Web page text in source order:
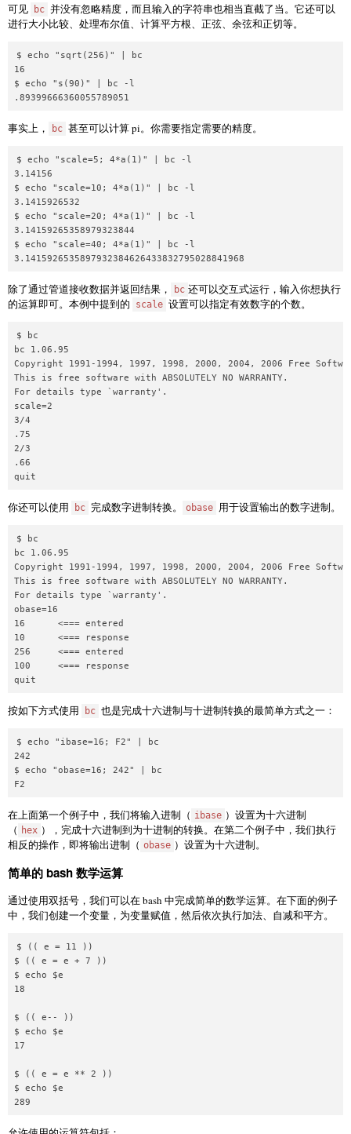
可见 bc 并没有忽略精度，而且输入的字符串也相当直截了当。它还可以
进行大小比较、处理布尔值、计算平方根、正弦、余弦和正切等。
$ echo "sqrt(256)" | bc
16
$ echo "s(90)" | bc -l
事实上， bc 甚至可以计算 pi。你需要指定需要的精度。
$ echo "scale=5; 4*a(1)" | bc -l
3.14156
$ echo "scale=10; 4*a(1)" | bc -l
3.1415926532
$ echo "scale=20; 4*a(1)" | bc -l
3.14159265358979323844
$ echo "scale=40; 4*a(1)" | bc -l
除了通过管道接收数据并返回结果， bc 还可以交互式运行，输入你想执行
的运算即可。本例中提到的
scale 设置可以指定有效数字的个数。
$ bc
bc 1.06.95
Copyright 1991-1994, 1997, 1998, 2000, 2004, 2006 Free
This is free software with ABSOLUTELY NO WARRANTY.
For details type `warranty'.
scale=2
3/4
.75
2/3
.66
你还可以使用 bc 完成数字进制转换。 obase 用于设置输出的数字进制。
$ bc
bc 1.06.95
Copyright 1991-1994, 1997, 1998, 2000, 2004, 2006 Free
This is free software with ABSOLUTELY NO WARRANTY.
For details type `warranty'.
obase=16
16      <=== entered
10      <=== response
256     <=== entered
100     <=== response
按如下方式使用 bc 也是完成十六进制与十进制转换的最简单方式之一：
$ echo "ibase=16; F2" | bc
242
$ echo "obase=16; 242" | bc
在上面第一个例子中，我们将输入进制（ ibase ）设置为十六进制
（ hex ），完成十六进制到为十进制的转换。在第二个例子中，我们执行
相反的操作，即将输出进制（ obase ）设置为十六进制。
简单的 bash 数学运算
通过使用双括号，我们可以在 bash 中完成简单的数学运算。在下面的例子
中，我们创建一个变量，为变量赋值，然后依次执行加法、自减和平方。
$ (( e = 11 ))
$ (( e = e + 7 ))
$ echo $e
18
$ (( e-- ))
$ echo $e
17
$ (( e = e ** 2 ))
$ echo $e